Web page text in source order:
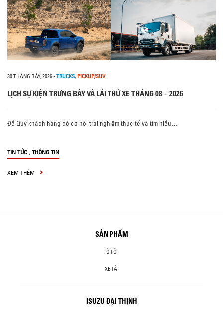
30 THÁNG BẢY, 2026- TRUCKS, PICKUP/SUV
LỊCH SỰ KIỆN TRƯNG BÀY VÀ LÁI THỬ XE THÁNG 08 – 2026
Để Quý khách hàng có cơ hội trải nghiệm thực tế và tìm hiểu…
TIN TỨC , THÔNG TIN
XEM THÊM
SẢN PHẨM
Ô TÔ
XE TẢI
ISUZU ĐẠI THỊNH